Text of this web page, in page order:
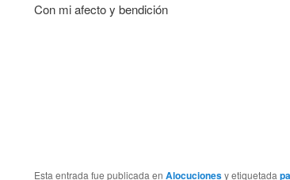
Con mi afecto y bendición
Esta entrada fue publicada en Alocucionesy etiquetada